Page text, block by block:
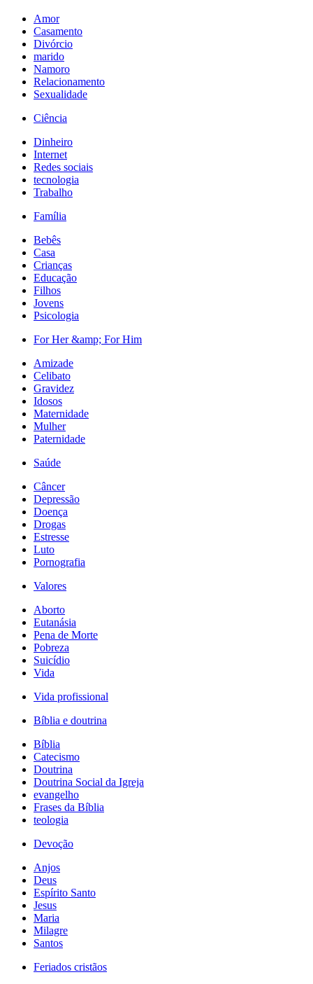
Amor
Casamento
Divórcio
marido
Namoro
Relacionamento
Sexualidade
Ciência
Dinheiro
Internet
Redes sociais
tecnologia
Trabalho
Família
Bebês
Casa
Crianças
Educação
Filhos
Jovens
Psicologia
For Her &amp; For Him
Amizade
Celibato
Gravidez
Idosos
Maternidade
Mulher
Paternidade
Saúde
Câncer
Depressão
Doença
Drogas
Estresse
Luto
Pornografia
Valores
Aborto
Eutanásia
Pena de Morte
Pobreza
Suicídio
Vida
Vida profissional
Bíblia e doutrina
Bíblia
Catecismo
Doutrina
Doutrina Social da Igreja
evangelho
Frases da Bíblia
teologia
Devoção
Anjos
Deus
Espírito Santo
Jesus
Maria
Milagre
Santos
Feriados cristãos